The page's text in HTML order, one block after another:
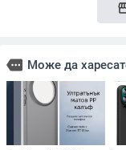
more Може да